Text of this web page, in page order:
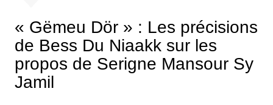
« Gëmeu Dör » : Les précisions
de Bess Du Niaakk sur les
propos de Serigne Mansour Sy
Jamil